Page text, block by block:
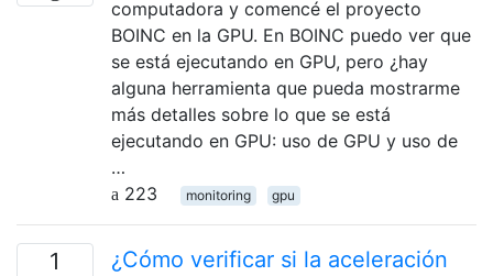
computadora y comencé el proyecto
BOINC en la GPU. En BOINC puedo ver que
se está ejecutando en GPU, pero ¿hay
alguna herramienta que pueda mostrarme
más detalles sobre lo que se está
ejecutando en GPU: uso de GPU y uso de
…
223
monitoring gpu
1
¿Cómo verificar si la aceleración